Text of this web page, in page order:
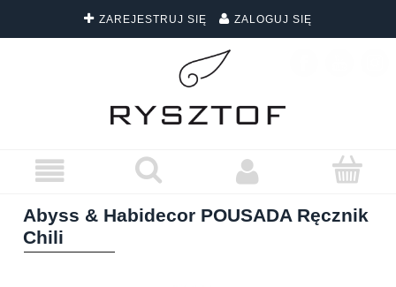
ZAREJESTRUJ SIĘ ZALOGUJ SIĘ
DARMOWA DOSTAWA WSZYSTKICH ZAMÓWIEŃ
Abyss & Habidecor POUSADA Ręcznik
Chili